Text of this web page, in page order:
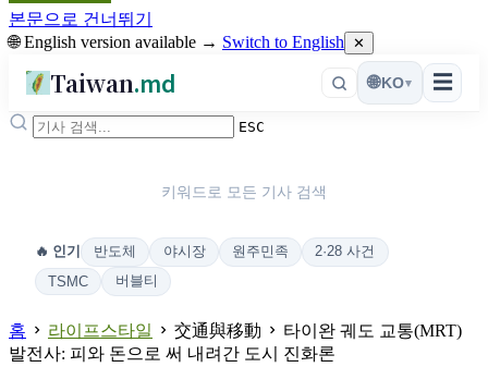
본문으로 건너뛰기
🌐 English version available → Switch to English ✕
Taiwan.md ☰
🌐KO▾
ESC
키워드로 모든 기사 검색
🔥 인기 반도체 야시장 원주민족
2·28 사건
TSMC
버블티
홈 라이프스타일 交通與移動
타이완 궤도 교통(MRT)
발전사: 피와 돈으로 써 내려간 도시 진화론